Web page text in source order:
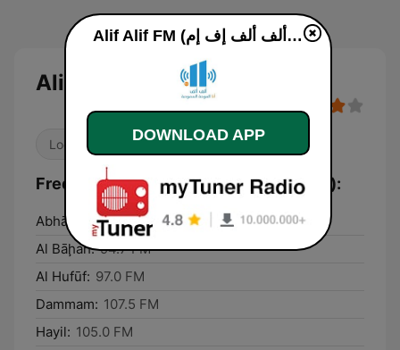
Local
Frequencies Alif Alif FM (ألف ألف إف إم):
Abhā:
101.0 FM
Al Bāḩah: 94.7 FM
Al Hufūf: 97.0 FM
Dammam: 107.5 FM
Hayil: 105.0 FM
Alif Alif FM (ألف ألف إف إم) live
DOWNLOAD APP